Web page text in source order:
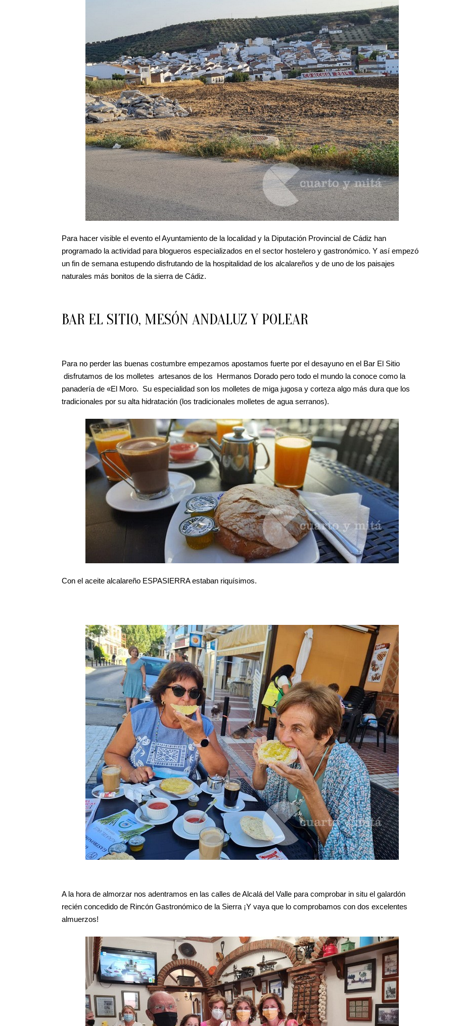
Para hacer visible el evento el Ayuntamiento de la localidad y la Diputación Provincial de Cádiz han
programado la actividad para blogueros especializados en el sector hostelero y gastronómico. Y así empezó
un fin de semana estupendo disfrutando de la hospitalidad de los alcalareños y de uno de los paisajes
naturales más bonitos de la sierra de Cádiz.
BAR EL SITIO, MESÓN ANDALUZ Y POLEAR
Para no perder las buenas costumbre empezamos apostamos fuerte por el desayuno en el Bar El Sitio
disfrutamos de los molletes artesanos de los Hermanos Dorado pero todo el mundo la conoce como la
panadería de «El Moro. Su especialidad son los molletes de miga jugosa y corteza algo más dura que los
tradicionales por su alta hidratación (los tradicionales molletes de agua serranos).
Con el aceite alcalareño ESPASIERRA estaban riquísimos.
A la hora de almorzar nos adentramos en las calles de Alcalá del Valle para comprobar in situ el galardón
recién concedido de Rincón Gastronómico de la Sierra ¡Y vaya que lo comprobamos con dos excelentes
almuerzos!